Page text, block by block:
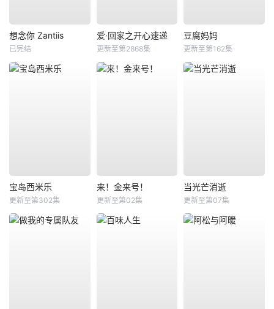
想念你 Zantiis
已完结
爱·回家之开心速递
更新至第2868集
豆腐妈妈
更新至第162集
宝岛西米乐
更新至第302集
来！金来号！
更新至第02集
当光芒消逝
更新至第07集